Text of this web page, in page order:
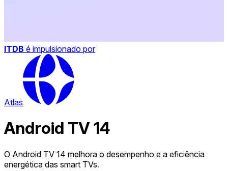
ITDB é impulsionado por
Atlas
Android TV 14
O Android TV 14 melhora o desempenho e a eficiência
energética das smart TVs.